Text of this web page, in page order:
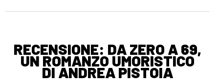
RECENSIONE: DA ZERO A 69,
UN ROMANZO UMORISTICO
DI ANDREA PISTOIA